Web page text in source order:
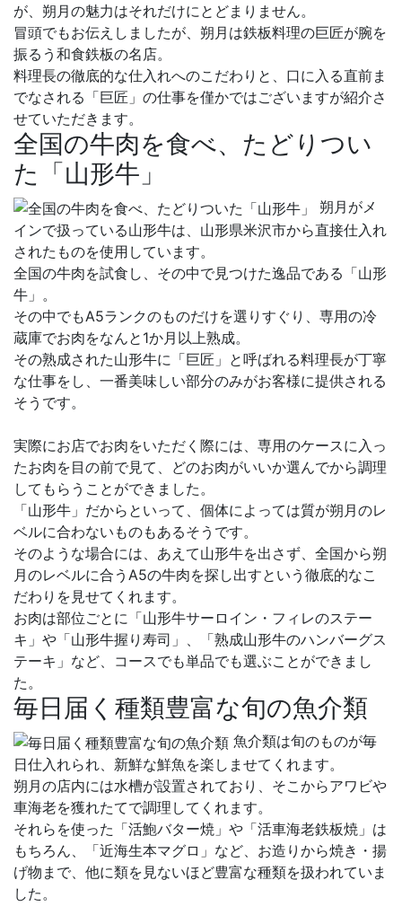
が、朔月の魅力はそれだけにとどまりません。
冒頭でもお伝えしましたが、朔月は鉄板料理の巨匠が腕を
振るう和食鉄板の名店。
料理長の徹底的な仕入れへのこだわりと、口に入る直前ま
でなされる「巨匠」の仕事を僅かではございますが紹介さ
せていただきます。
全国の牛肉を食べ、たどりつい
た「山形牛」
朔月がメ
インで扱っている山形牛は、山形県米沢市から直接仕入れ
されたものを使用しています。
全国の牛肉を試食し、その中で見つけた逸品である「山形
牛」。
その中でもA5ランクのものだけを選りすぐり、専用の冷
蔵庫でお肉をなんと1か月以上熟成。
その熟成された山形牛に「巨匠」と呼ばれる料理長が丁寧
な仕事をし、一番美味しい部分のみがお客様に提供される
そうです。
実際にお店でお肉をいただく際には、専用のケースに入っ
たお肉を目の前で見て、どのお肉がいいか選んでから調理
してもらうことができました。
「山形牛」だからといって、個体によっては質が朔月のレ
ベルに合わないものもあるそうです。
そのような場合には、あえて山形牛を出さず、全国から朔
月のレベルに合うA5の牛肉を探し出すという徹底的なこ
だわりを見せてくれます。
お肉は部位ごとに「山形牛サーロイン・フィレのステー
キ」や「山形牛握り寿司」、「熟成山形牛のハンバーグス
テーキ」など、コースでも単品でも選ぶことができまし
た。
毎日届く種類豊富な旬の魚介類
魚介類は旬のものが毎
日仕入れられ、新鮮な鮮魚を楽しませてくれます。
朔月の店内には水槽が設置されており、そこからアワビや
車海老を獲れたてで調理してくれます。
それらを使った「活鮑バター焼」や「活車海老鉄板焼」は
もちろん、「近海生本マグロ」など、お造りから焼き・揚
げ物まで、他に類を見ないほど豊富な種類を扱われていま
した。